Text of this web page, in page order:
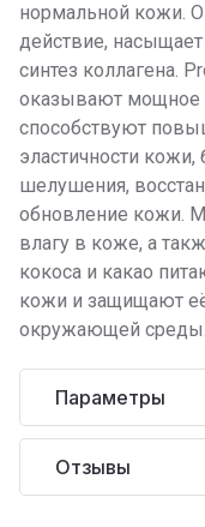
нормальной кожи.
действие,
синтез коллагена.
оказывают мощное
способствуют
эластичности кожи,
шелушения,
обновление кожи.
влагу в коже, а
кокоса и какао
кожи и защищают её
окружающей среды.
Параметры
Отзывы